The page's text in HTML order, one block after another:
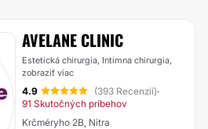
AVELANE CLINIC
Estetická chirurgia, Intímna chirurgia,
zobraziť viac
4.9 (393 Recenzií)·
91 Skutočných príbehov
Krčméryho 2B, Nitra